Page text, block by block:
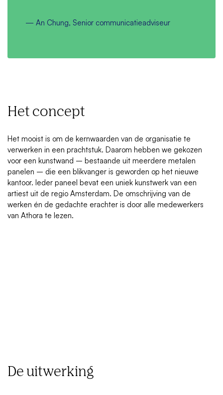
—An Chung, Senior communicatieadviseur
Het concept
Het mooist is om de kernwaarden van de organisatie te
verwerken in een prachtstuk. Daarom hebben we gekozen
voor een kunstwand – bestaande uit meerdere metalen
panelen – die een blikvanger is geworden op het nieuwe
kantoor. Ieder paneel bevat een uniek kunstwerk van een
artiest uit de regio Amsterdam. De omschrijving van de
werken én de gedachte erachter is door alle medewerkers
van Athora te lezen.
De uitwerking